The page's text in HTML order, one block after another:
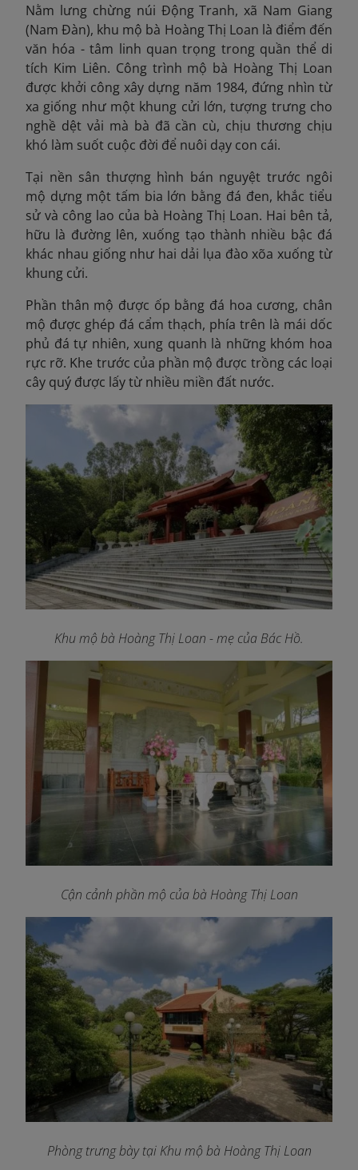
Nằm lưng chừng núi Động Tranh, xã Nam Giang
(Nam Đàn), khu mộ bà Hoàng Thị Loan là điểm đến
văn hóa - tâm linh quan trọng trong quần thể di
tích Kim Liên. Công trình mộ bà Hoàng Thị Loan
được khởi công xây dựng năm 1984, đứng nhìn từ
xa giống như một khung cửi lớn, tượng trưng cho
nghề dệt vải mà bà đã cần cù, chịu thương chịu
khó làm suốt cuộc đời để nuôi dạy con cái.
Tại nền sân thượng hình bán nguyệt trước ngôi
mộ dựng một tấm bia lớn bằng đá đen, khắc tiểu
sử và công lao của bà Hoàng Thị Loan. Hai bên tả,
hữu là đường lên, xuống tạo thành nhiều bậc đá
khác nhau giống như hai dải lụa đào xõa xuống từ
khung cửi.
Phần thân mộ được ốp bằng đá hoa cương, chân
mộ được ghép đá cẩm thạch, phía trên là mái dốc
phủ đá tự nhiên, xung quanh là những khóm hoa
rực rỡ. Khe trước của phần mộ được trồng các loại
cây quý được lấy từ nhiều miền đất nước.
Khu mộ bà Hoàng Thị Loan - mẹ của Bác Hồ.
Cận cảnh phần mộ của bà Hoàng Thị Loan
Phòng trưng bày tại Khu mộ bà Hoàng Thị Loan